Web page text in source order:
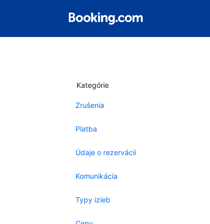
Kategórie
Zrušenia
Platba
Údaje o rezervácii
Komunikácia
Typy izieb